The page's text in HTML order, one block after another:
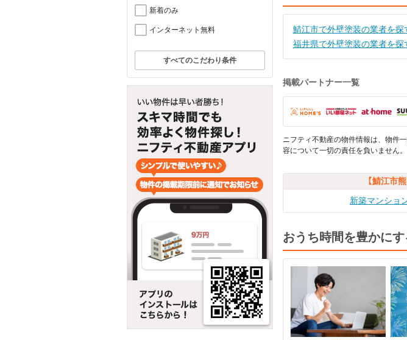
新着のみ
インターネット無料
すべてのこだわり条件
鯖江市で外壁塗装の業者を探
福井県で外壁塗装の業者を探
掲載パートナー一覧
ニフティ不動産の物件情報は、物件
容について一切の責任を負いません。
【鯖江市
新築マンショ
おうち時間を豊かにす